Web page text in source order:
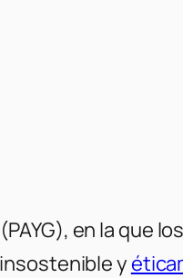
en la que los
y